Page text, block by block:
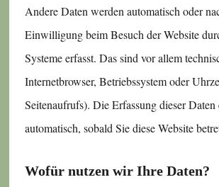
Andere Daten werden automatisch oder
Einwilligung beim Besuch der Website
Systeme erfasst. Das sind vor allem
Internetbrowser, Betriebssystem oder
Seitenaufrufs). Die Erfassung dieser Daten
automatisch, sobald Sie diese Website
Wofür nutzen wir Ihre Daten?